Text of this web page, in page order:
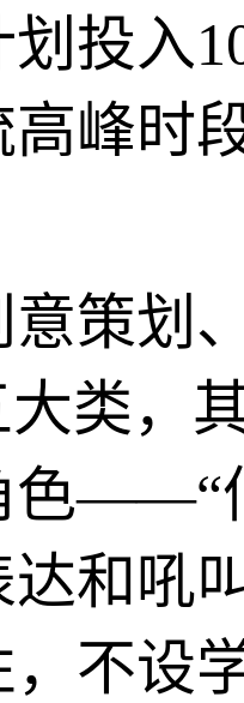
投入
峰时
意策划
大类，
色——“
和吼
，不设